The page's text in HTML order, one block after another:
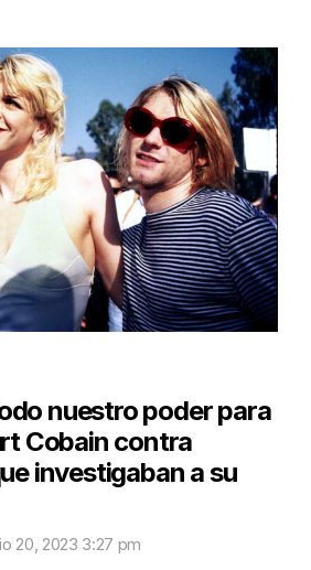
nuestro poder para
Cobain contra
investigaban a su
20, 2023 3:27 pm